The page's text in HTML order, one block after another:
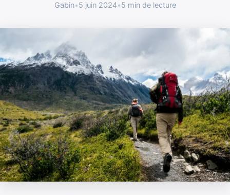
Gabin•5 juin 2024•5 min de lecture